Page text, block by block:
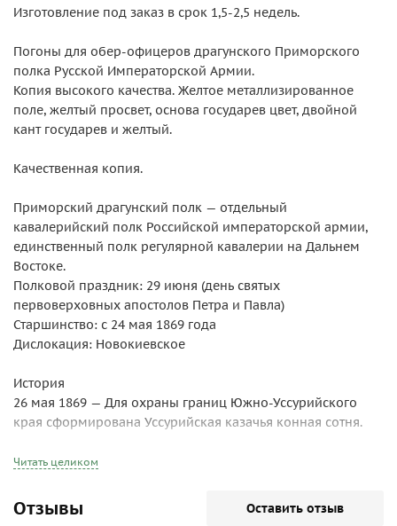
Изготовление под заказ в срок 1,5-2,5 недель.
Погоны для обер-офицеров драгунского Приморского
полка Русской Императорской Армии.
Копия высокого качества. Желтое металлизированное
поле, желтый просвет, основа государев цвет, двойной
кант государев и желтый.
Качественная копия.
Приморский драгунский полк — отдельный
кавалерийский полк Российской императорской армии,
единственный полк регулярной кавалерии на Дальнем
Востоке.
Полковой праздник: 29 июня (день святых
первоверховных апостолов Петра и Павла)
Старшинство: с 24 мая 1869 года
Дислокация: Новокиевское
История
26 мая 1869 — Для охраны границ Южно-Уссурийского
края сформирована Уссурийская казачья конная сотня.
сотню», сформирована 2-я сотня.
переименованы в 1-ю и 2-ю Приморские.
15 марта 1895 — 1-я и 2-я Приморские сотни объединены
Читать целиком
Отзывы Оставить отзыв